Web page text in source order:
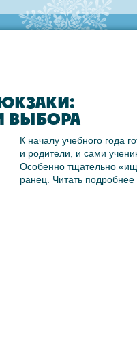
ВЫБОРА
К началу учебного года
и родители, и сами
Особенно тщательно
ранец. Читать подробнее